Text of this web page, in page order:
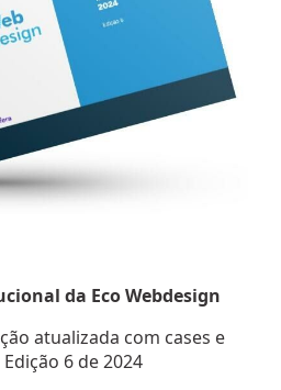
da Eco Webdesign
atualizada com cases e
Edição 6 de 2024